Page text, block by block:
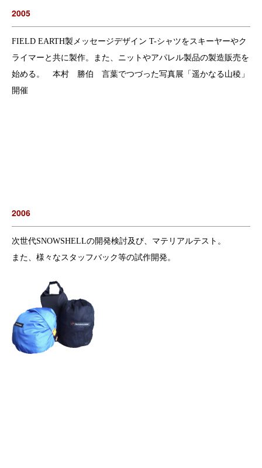
2005
FIELD EARTH製メッセージデザイン T-シャツをスキーヤーやク
ライマーと共に製作。また、ニットやアパレル製品の製造販売を
始める。 本村 勝伯 言葉でつづった写真展「遥かなる山稜」
開催
2006
次世代SNOWSHELLの開発検討及び、マテリアルテスト。
また、様々なスタッフバック等の試作開発。